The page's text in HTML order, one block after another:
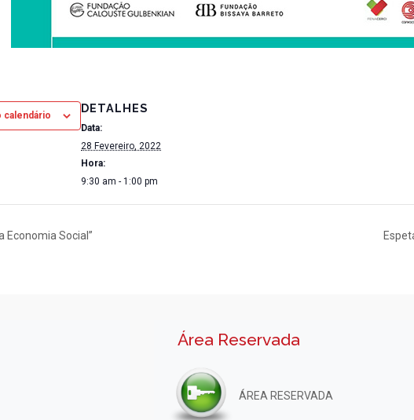
calendário
DETALHES
Data:
28 Fevereiro, 2022
Hora:
9:30 am - 1:00 pm
Economia Social”
Área Reservada
ÁREA RESERVADA